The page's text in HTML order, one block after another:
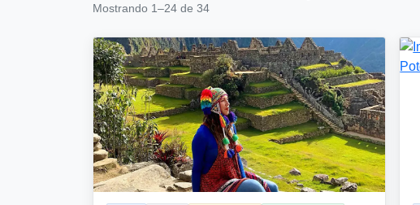
Mostrando 1–24 de 34